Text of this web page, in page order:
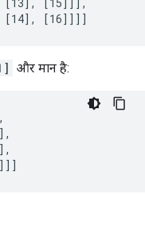
[16]]]]
और मान है: